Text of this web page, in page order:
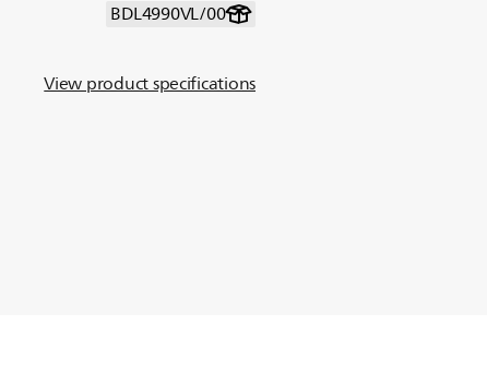
BDL4990VL/00
View product specifications